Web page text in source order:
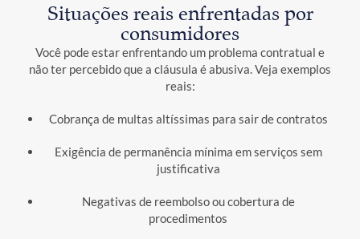
Situações reais enfrentadas por
consumidores
Você pode estar enfrentando um problema contratual e
não ter percebido que a cláusula é abusiva. Veja exemplos
reais:
Cobrança de multas altíssimas para sair de contratos
Exigência de permanência mínima em serviços sem
justificativa
Negativas de reembolso ou cobertura de
procedimentos